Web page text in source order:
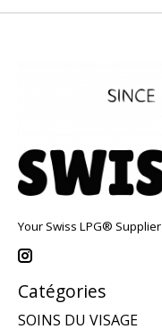
Your Swiss LPG® Supplier
Catégories
SOINS DU VISAGE